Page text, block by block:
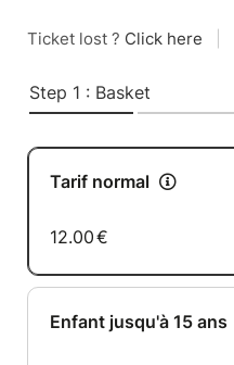
Ticket lost ? Click here
Step 1 : Basket
Tarif normal
12.00€
Enfant jusqu'à 15 ans